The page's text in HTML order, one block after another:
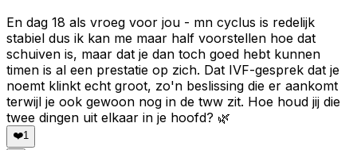
En dag 18 als vroeg voor jou - mn cyclus is redelijk
stabiel dus ik kan me maar half voorstellen hoe dat
schuiven is, maar dat je dan toch goed hebt kunnen
timen is al een prestatie op zich. Dat IVF-gesprek dat je
noemt klinkt echt groot, zo'n beslissing die er aankomt
terwijl je ook gewoon nog in de tww zit. Hoe houd jij die
twee dingen uit elkaar in je hoofd? 🌿
❤️1